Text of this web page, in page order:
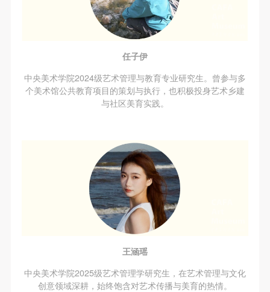
任子伊
中央美术学院2024级艺术管理与教育专业研究生。曾参与多
个美术馆公共教育项目的策划与执行，也积极投身艺术乡建
与社区美育实践。
王涵瑶
中央美术学院2025级艺术管理学研究生，在艺术管理与文化
创意领域深耕，始终饱含对艺术传播与美育的热情。